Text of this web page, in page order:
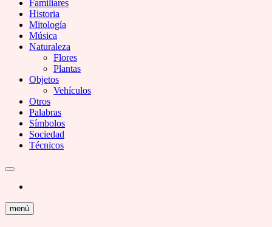
Familiares
Historia
Mitología
Música
Naturaleza
Flores
Plantas
Objetos
Vehículos
Otros
Palabras
Símbolos
Sociedad
Técnicos
menú